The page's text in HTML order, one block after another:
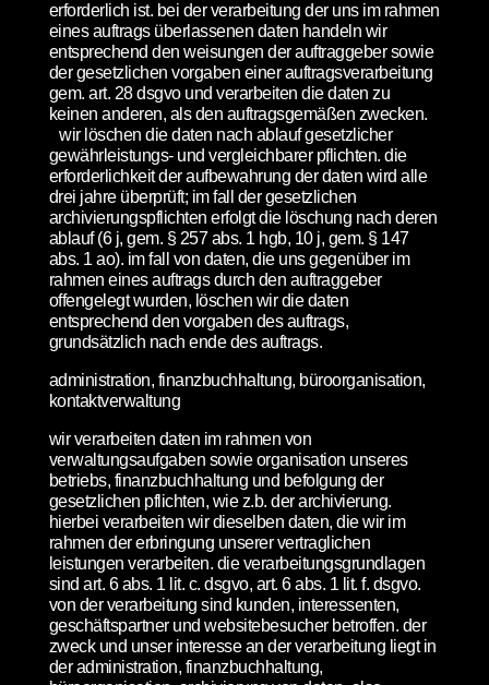
erforderlich ist. bei der verarbeitung der uns im rahmen
eines auftrags überlassenen daten handeln wir
entsprechend den weisungen der auftraggeber sowie
der gesetzlichen vorgaben einer auftragsverarbeitung
gem. art. 28 dsgvo und verarbeiten die daten zu
keinen anderen, als den auftragsgemäßen zwecken.
wir löschen die daten nach ablauf gesetzlicher
gewährleistungs- und vergleichbarer pflichten. die
erforderlichkeit der aufbewahrung der daten wird alle
drei jahre überprüft; im fall der gesetzlichen
archivierungspflichten erfolgt die löschung nach deren
ablauf (6 j, gem. § 257 abs. 1 hgb, 10 j, gem. § 147
abs. 1 ao). im fall von daten, die uns gegenüber im
rahmen eines auftrags durch den auftraggeber
offengelegt wurden, löschen wir die daten
entsprechend den vorgaben des auftrags,
grundsätzlich nach ende des auftrags.
administration, finanzbuchhaltung, büroorganisation,
kontaktverwaltung
wir verarbeiten daten im rahmen von
verwaltungsaufgaben sowie organisation unseres
betriebs, finanzbuchhaltung und befolgung der
gesetzlichen pflichten, wie z.b. der archivierung.
hierbei verarbeiten wir dieselben daten, die wir im
rahmen der erbringung unserer vertraglichen
leistungen verarbeiten. die verarbeitungsgrundlagen
sind art. 6 abs. 1 lit. c. dsgvo, art. 6 abs. 1 lit. f. dsgvo.
von der verarbeitung sind kunden, interessenten,
geschäftspartner und websitebesucher betroffen. der
zweck und unser interesse an der verarbeitung liegt in
der administration, finanzbuchhaltung,